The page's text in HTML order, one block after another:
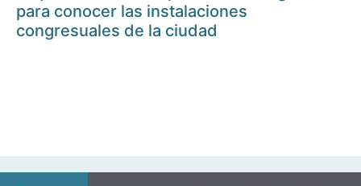
para conocer las instalaciones
congresuales de la ciudad